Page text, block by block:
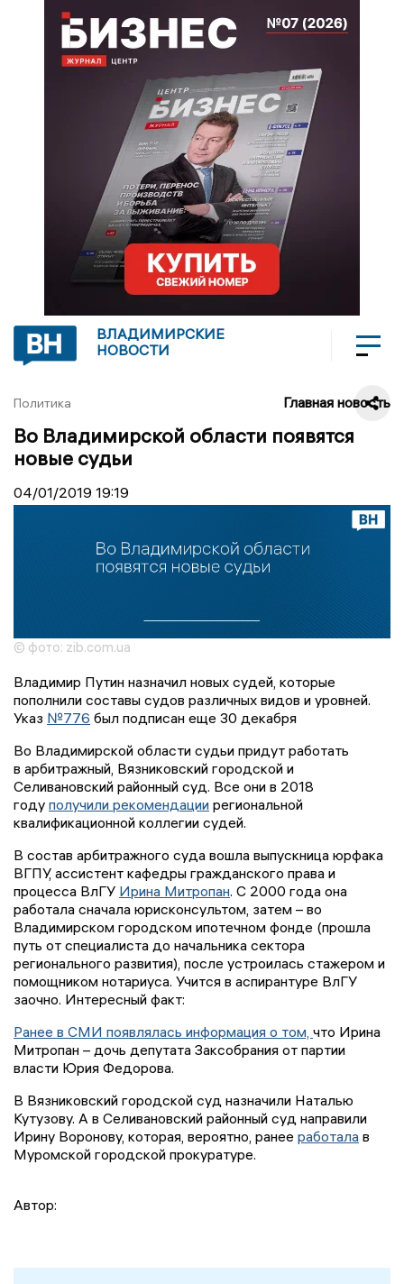
ВЛАДИМИРСКИЕ
НОВОСТИ
Политика Главная новость
Во Владимирской области появятся
новые судьи
04/01/2019 19:19
© фото: zib.com.ua
Владимир Путин назначил новых судей, которые
пополнили составы судов различных видов и уровней.
Указ №776 был подписан еще 30 декабря
Во Владимирской области судьи придут работать
в арбитражный, Вязниковский городской и
Селивановский районный суд. Все они в 2018
году получили рекомендации региональной
квалификационной коллегии судей.
В состав арбитражного суда вошла выпускница юрфака
ВГПУ, ассистент кафедры гражданского права и
процесса ВлГУ Ирина Митропан. С 2000 года она
работала сначала юрисконсультом, затем – во
Владимирском городском ипотечном фонде (прошла
путь от специалиста до начальника сектора
регионального развития), после устроилась стажером и
помощником нотариуса. Учится в аспирантуре ВлГУ
заочно. Интересный факт:
Ранее в СМИ появлялась информация о том, что Ирина
Митропан – дочь депутата Заксобрания от партии
власти Юрия Федорова.
В Вязниковский городской суд назначили Наталью
Кутузову. А в Селивановский районный суд направили
Ирину Воронову, которая, вероятно, ранее работала в
Муромской городской прокуратуре.
Автор: